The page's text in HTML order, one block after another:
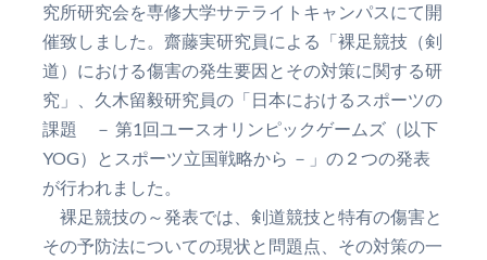
究所研究会を専修大学サテライトキャンパスにて開
催致しました。齋藤実研究員による「裸足競技（剣
道）における傷害の発生要因とその対策に関する研
究」、久木留毅研究員の「日本におけるスポーツの
課題 － 第1回ユースオリンピックゲームズ（以下
YOG）とスポーツ立国戦略から －」の２つの発表
が行われました。
裸足競技の～発表では、剣道競技と特有の傷害と
その予防法についての現状と問題点、その対策の一